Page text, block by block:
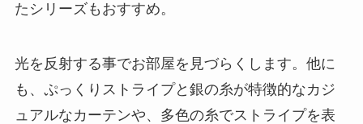
たシリーズもおすすめ。
光を反射する事でお部屋を見づらくします。他に
も、ぷっくりストライプと銀の糸が特徴的なカジ
ュアルなカーテンや、多色の糸でストライプを表